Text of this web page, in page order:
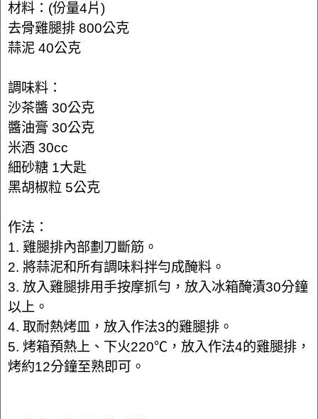
材料：(份量4片)
去骨雞腿排 800公克
蒜泥 40公克
調味料：
沙茶醬 30公克
醬油膏 30公克
米酒 30cc
細砂糖 1大匙
黑胡椒粒 5公克
作法：
1. 雞腿排內部劃刀斷筋。
2. 將蒜泥和所有調味料拌勻成醃料。
3. 放入雞腿排用手按摩抓勻，放入冰箱醃漬30分鐘
以上。
4. 取耐熱烤皿，放入作法3的雞腿排。
5. 烤箱預熱上、下火220℃，放入作法4的雞腿排，
烤約12分鐘至熟即可。